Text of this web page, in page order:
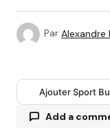
Par Alexandre
Ajouter Sport
Add a